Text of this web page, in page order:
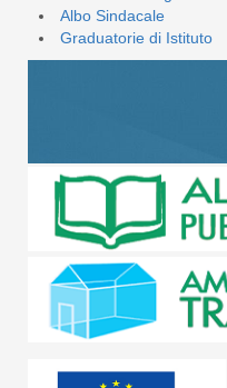
Albo Sindacale
Graduatorie di Istituto